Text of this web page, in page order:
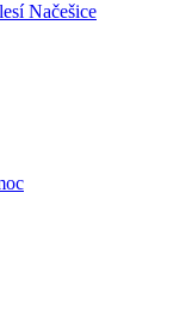
Načešice